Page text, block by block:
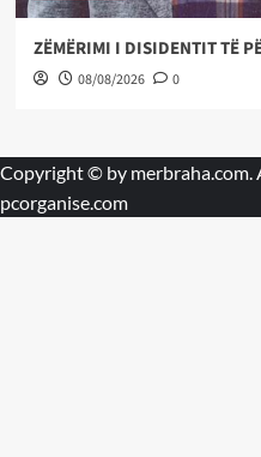
ZËMËRIMI I DISIDENTIT TË
08/08/2026 0
Copyright © by merbraha.com.
pcorganise.com